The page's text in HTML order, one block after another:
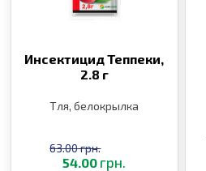
Инсектицид Теппеки,
2.8 г
Тля, белокрылка
54.00 грн.
63.00 грн.